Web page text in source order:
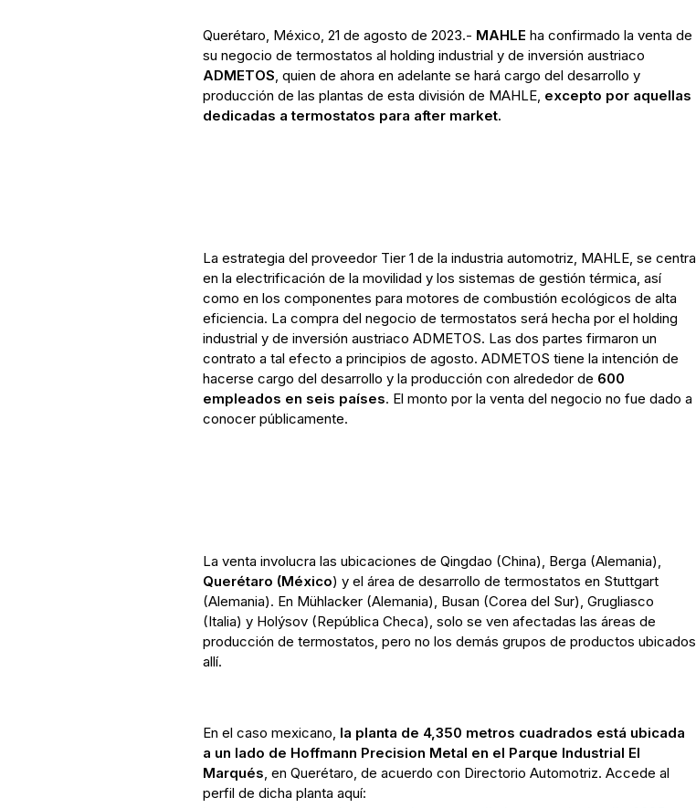
Querétaro, México, 21 de agosto de 2023.- MAHLE ha confirmado la venta de
su negocio de termostatos al holding industrial y de inversión austriaco
ADMETOS, quien de ahora en adelante se hará cargo del desarrollo y
producción de las plantas de esta división de MAHLE, excepto por aquellas
dedicadas a termostatos para after market.
La estrategia del proveedor Tier 1 de la industria automotriz, MAHLE, se centra
en la electrificación de la movilidad y los sistemas de gestión térmica, así
como en los componentes para motores de combustión ecológicos de alta
eficiencia. La compra del negocio de termostatos será hecha por el holding
industrial y de inversión austriaco ADMETOS. Las dos partes firmaron un
contrato a tal efecto a principios de agosto. ADMETOS tiene la intención de
hacerse cargo del desarrollo y la producción con alrededor de 600
empleados en seis países. El monto por la venta del negocio no fue dado a
conocer públicamente.
La venta involucra las ubicaciones de Qingdao (China), Berga (Alemania),
Querétaro (México) y el área de desarrollo de termostatos en Stuttgart
(Alemania). En Mühlacker (Alemania), Busan (Corea del Sur), Grugliasco
(Italia) y Holýsov (República Checa), solo se ven afectadas las áreas de
producción de termostatos, pero no los demás grupos de productos ubicados
allí.
En el caso mexicano, la planta de 4,350 metros cuadrados está ubicada
a un lado de Hoffmann Precision Metal en el Parque Industrial El
Marqués, en Querétaro, de acuerdo con Directorio Automotriz. Accede al
perfil de dicha planta aquí: